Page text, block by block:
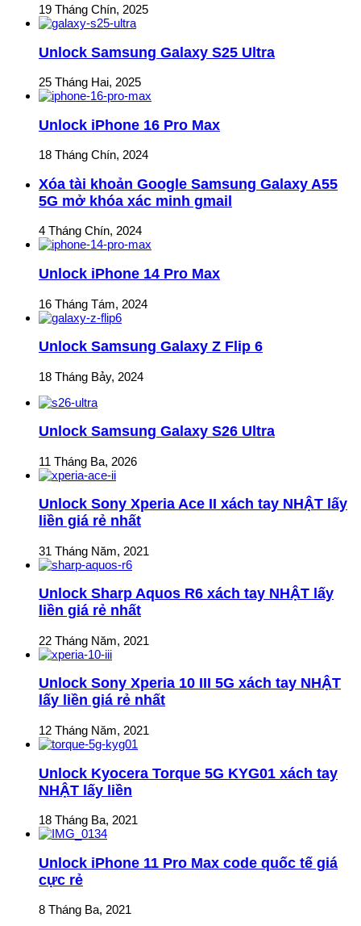
19 Tháng Chín, 2025
Unlock Samsung Galaxy S25 Ultra
25 Tháng Hai, 2025
Unlock iPhone 16 Pro Max
18 Tháng Chín, 2024
Xóa tài khoản Google Samsung Galaxy A55
5G mở khóa xác minh gmail
4 Tháng Chín, 2024
Unlock iPhone 14 Pro Max
16 Tháng Tám, 2024
Unlock Samsung Galaxy Z Flip 6
18 Tháng Bảy, 2024
Unlock Samsung Galaxy S26 Ultra
11 Tháng Ba, 2026
Unlock Sony Xperia Ace II xách tay NHẬT lấy
liền giá rẻ nhất
31 Tháng Năm, 2021
Unlock Sharp Aquos R6 xách tay NHẬT lấy
liền giá rẻ nhất
22 Tháng Năm, 2021
Unlock Sony Xperia 10 III 5G xách tay NHẬT
lấy liền giá rẻ nhất
12 Tháng Năm, 2021
Unlock Kyocera Torque 5G KYG01 xách tay
NHẬT lấy liền
18 Tháng Ba, 2021
Unlock iPhone 11 Pro Max code quốc tế giá
cực rẻ
8 Tháng Ba, 2021